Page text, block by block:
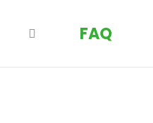
FAQ